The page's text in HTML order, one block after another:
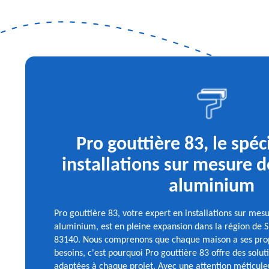
Pro gouttière 83, le
installations sur mesure
aluminium
Pro gouttière 83, votre expert en installations sur
aluminium, est en pleine expansion dans la région de
83140. Nous comprenons que chaque maison a ses
besoins, c'est pourquoi Pro gouttière 83 offre des
adaptées à chaque projet. Avec une attention